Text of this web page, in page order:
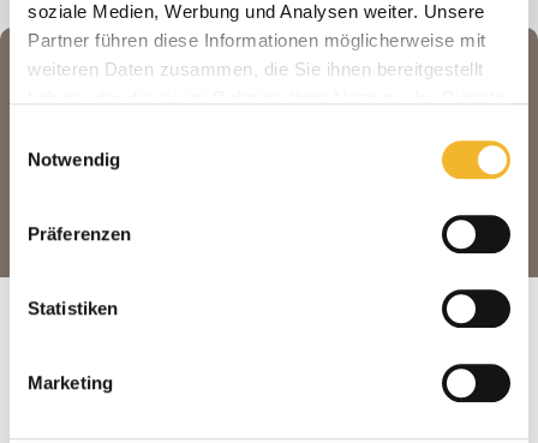
soziale Medien, Werbung und Analysen weiter. Unsere
Partner führen diese Informationen möglicherweise mit
weiteren Daten zusammen, die Sie ihnen bereitgestellt
Notwendig
Präferenzen
Statistiken
Marketing
Home